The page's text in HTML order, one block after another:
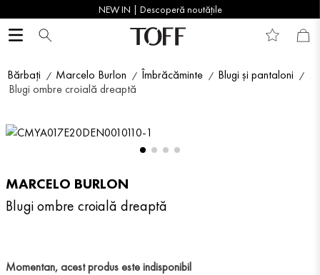
NEW IN | Descoperă noutățile
Bărbați Marcelo Burlon Îmbrăcăminte
Blugi și pantaloni
Blugi ombre croială dreaptă
MARCELO BURLON
Blugi ombre croială dreaptă
Momentan, acest produs este indisponibil